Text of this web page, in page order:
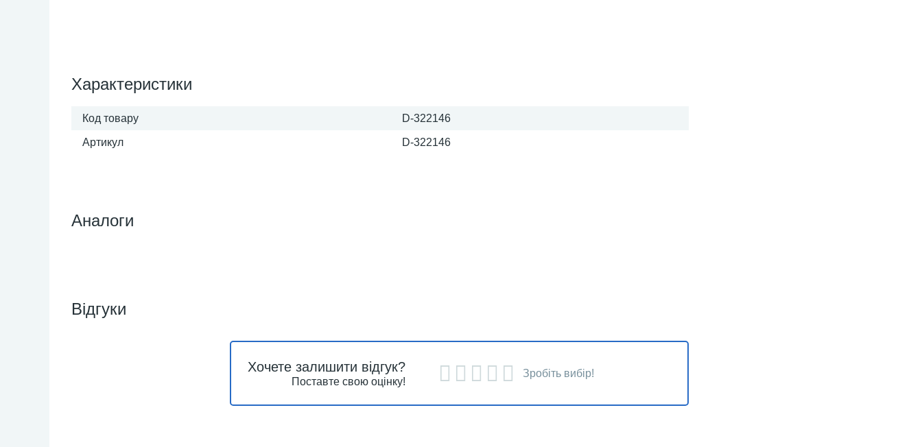
Характеристики
Код товару D-322146
Артикул D-322146
Аналоги
Відгуки
Хочете залишити відгук?
Поставте свою оцінку!
Зробіть вибір!